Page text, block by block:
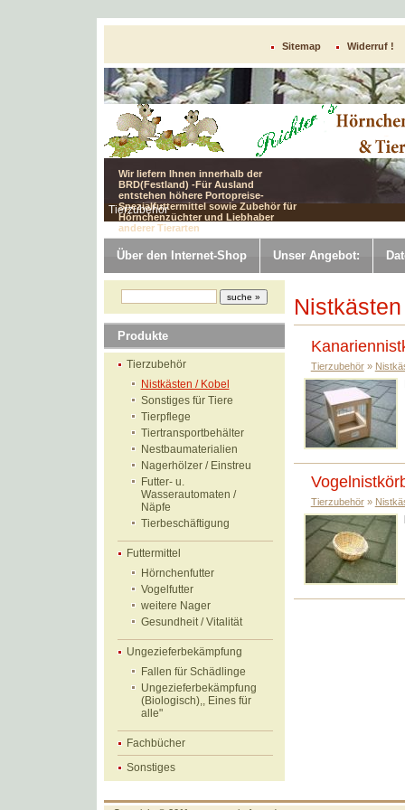
Sitemap Widerruf !
Wir liefern Ihnen innerhalb der
BRD(Festland) -Für Ausland
entstehen höhere Portopreise-
Spezialfuttermittel sowie Zubehör für
Hörnchenzüchter und Liebhaber
anderer Tierarten
Tierzubehör
Über den Internet-Shop Unser Angebot:
Produkte
Tierzubehör
Nistkästen / Kobel
Sonstiges für Tiere
Tierpflege
Tiertransportbehälter
Nestbaumaterialien
Nagerhölzer / Einstreu
Futter- u.
Wasserautomaten /
Näpfe
Tierbeschäftigung
Futtermittel
Hörnchenfutter
Vogelfutter
weitere Nager
Gesundheit / Vitalität
Ungezieferbekämpfung
Fallen für Schädlinge
Ungezieferbekämpfung
(Biologisch),, Eines für
alle"
Fachbücher
Sonstiges
Tierzubehör»
Tierzubehör»